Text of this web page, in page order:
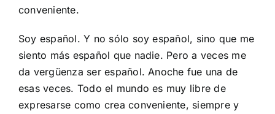
conveniente.
Soy español. Y no sólo soy español, sino que me
siento más español que nadie. Pero a veces me
da vergüenza ser español. Anoche fue una de
esas veces. Todo el mundo es muy libre de
expresarse como crea conveniente, siempre y